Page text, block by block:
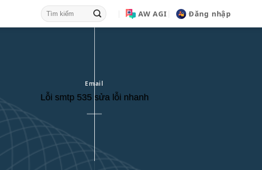
AW AGI Đăng nhập
Email
Lỗi smtp 535 sửa lỗi nhanh